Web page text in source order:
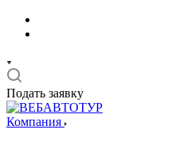
Подать заявку
Компания